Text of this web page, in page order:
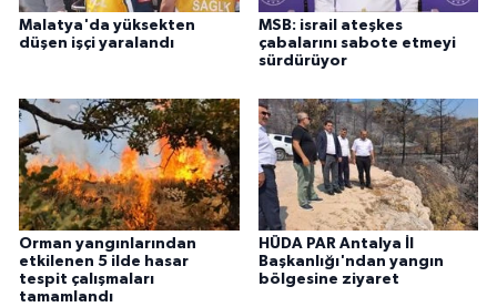
Malatya'da yüksekten
düşen işçi yaralandı
MSB: israil ateşkes
çabalarını sabote etmeyi
sürdürüyor
Orman yangınlarından
etkilenen 5 ilde hasar
tespit çalışmaları
tamamlandı
HÜDA PAR Antalya İl
Başkanlığı'ndan yangın
bölgesine ziyaret